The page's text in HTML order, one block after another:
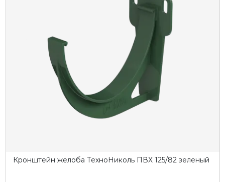
Кронштейн желоба ТехноНиколь ПВХ 125/82 зеленый